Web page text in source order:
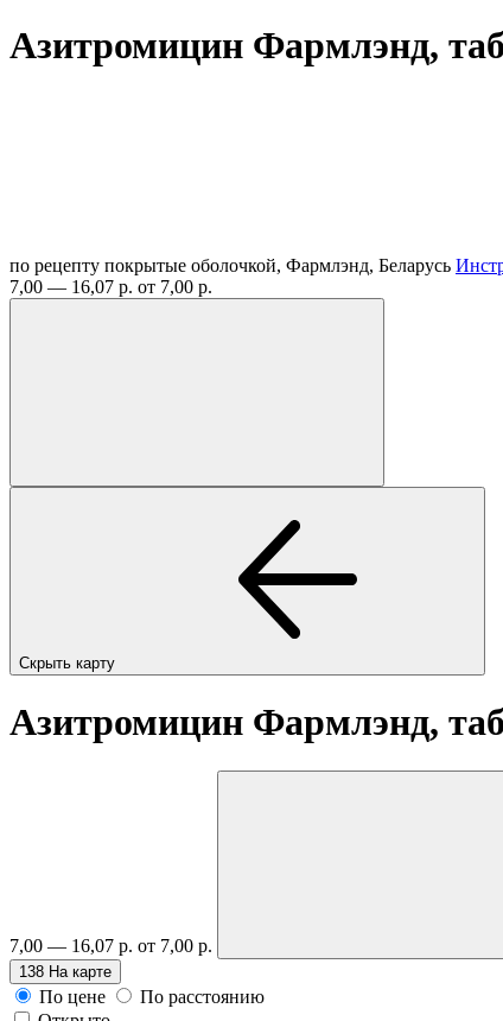
Азитромицин Фармлэнд,
по рецепту покрытые оболочкой, Фармлэнд, Беларусь
7,00 — 16,07 р. от 7,00 р.
Скрыть карту
Азитромицин Фармлэнд,
7,00 — 16,07 р. от 7,00 р.
138 На карте
По цене
По расстоянию